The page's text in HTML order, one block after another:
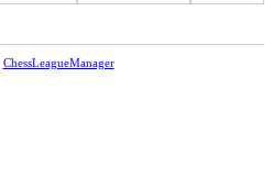
ChessLeagueManager